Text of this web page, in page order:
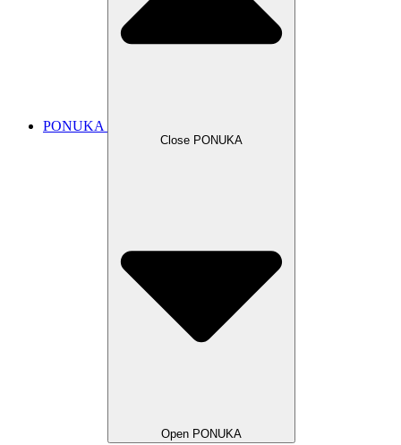
PONUKA
Close PONUKA
Open PONUKA